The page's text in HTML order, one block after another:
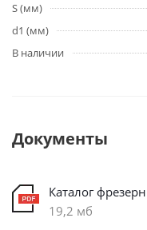
S (мм)
d1 (мм)
В наличии
Документы
Каталог
19,2 мб